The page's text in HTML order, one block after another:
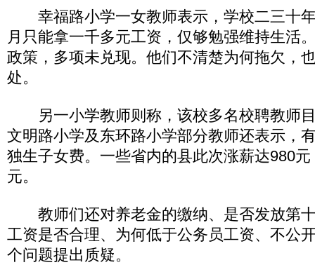
幸福路小学一女教师表示，学校二三十
月只能拿一千多元工资，仅够勉强维持生活
政策，多项未兑现。他们不清楚为何拖欠，
处。
另一小学教师则称，该校多名校聘教师
文明路小学及东环路小学部分教师还表示，
独生子女费。一些省内的县此次涨薪达980
元。
教师们还对养老金的缴纳、是否发放第
工资是否合理、为何低于公务员工资、不公
个问题提出质疑。